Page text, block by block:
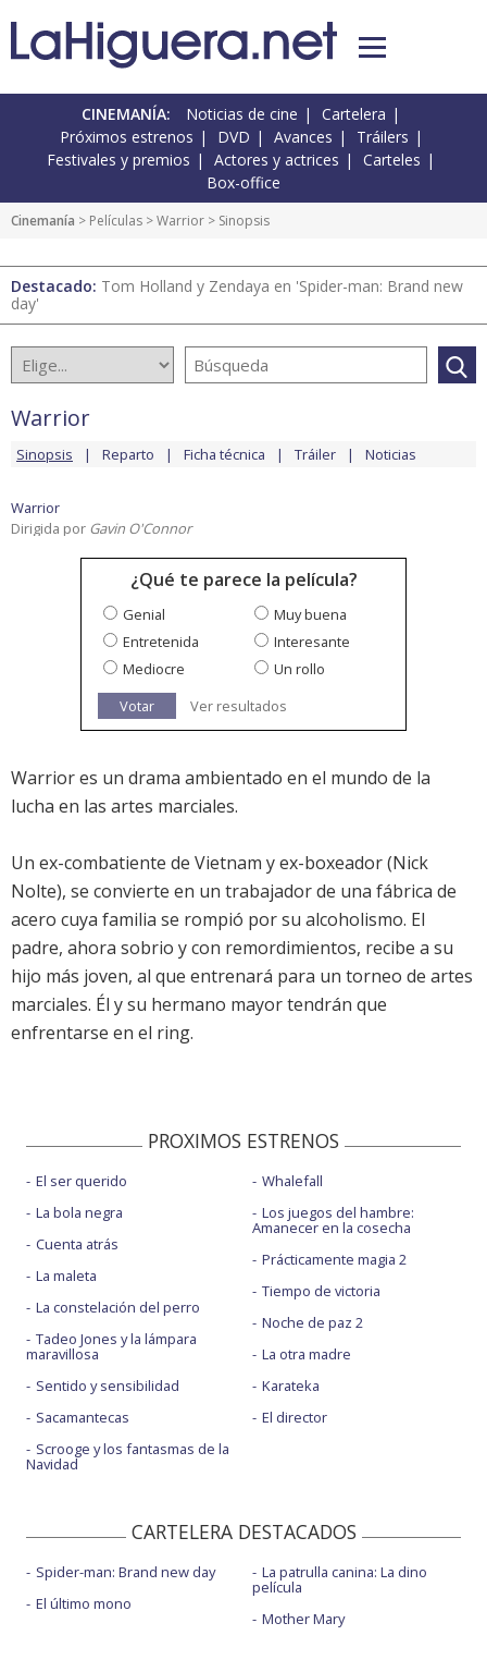
CINEMANÍA: Noticias de cine
Cartelera
Próximos estrenos
DVD Avances
Tráilers
Festivales y premios
Actores y actrices
Carteles
Box-office
Cinemanía > Películas >Warrior > Sinopsis
Destacado: Tom Holland y Zendaya en 'Spider-man: Brand new
day'
Warrior
Sinopsis Reparto Ficha técnica Tráiler Noticias
Warrior
Dirigida por Gavin O'Connor
¿Qué te parece la película?
Genial
Muy buena
Entretenida
Interesante
Mediocre
Un rollo
Votar
Ver resultados
Warrior es un drama ambientado en el mundo de la
lucha en las artes marciales.
Un ex-combatiente de Vietnam y ex-boxeador (Nick
Nolte), se convierte en un trabajador de una fábrica de
acero cuya familia se rompió por su alcoholismo. El
padre, ahora sobrio y con remordimientos, recibe a su
hijo más joven, al que entrenará para un torneo de artes
marciales. Él y su hermano mayor tendrán que
enfrentarse en el ring.
PROXIMOS ESTRENOS
El ser querido
La bola negra
Cuenta atrás
La maleta
La constelación del perro
Tadeo Jones y la lámpara
maravillosa
Sentido y sensibilidad
Sacamantecas
Scrooge y los fantasmas de la
Navidad
Whalefall
Los juegos del hambre:
Amanecer en la cosecha
Prácticamente magia 2
Tiempo de victoria
Noche de paz 2
La otra madre
Karateka
El director
CARTELERA DESTACADOS
Spider-man: Brand new day
El último mono
La patrulla canina: La dino
película
Mother Mary